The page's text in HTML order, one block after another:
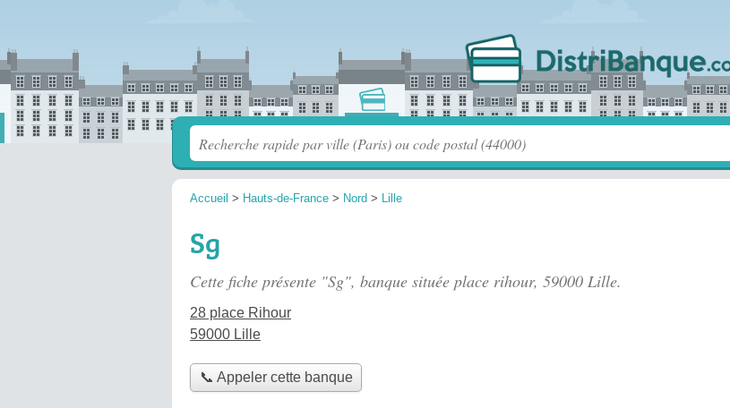
Accueil > Hauts-de-France > Nord > Lille
Sg
Cette fiche présente "Sg", banque située place rihour, 59000 Lille.
28 place Rihour
59000 Lille
📞 Appeler cette banque